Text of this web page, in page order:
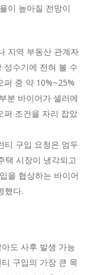
이 높아질 전망이
지역 부동산 관계자
성수기에 전혀 볼 수
퍼 중 약 10%~25%
분 바이어가 셀러에
퍼 조건을 자리 잡았
티 구입 요청은 엄두
택 시장이 냉각되고
을 협상하는 바이어
했다.
도 사후 발생 가능
구입의 가장 큰 목